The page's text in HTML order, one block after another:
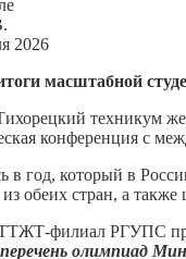
2026
масштабной
техникум
конференция с
в год, который в
обеих стран, а
филиал РГУПС при
олимпиад